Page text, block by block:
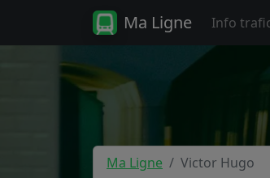
Ma Ligne Info
Ma Ligne Victor Hugo